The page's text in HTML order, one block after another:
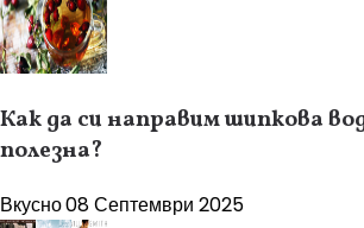
Как да си направим шипкова
полезна?
Вкусно08 Септември 2025